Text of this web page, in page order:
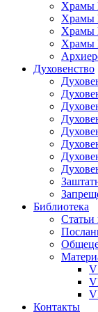
Храмы
Храмы
Храмы
Храмы
Духовенство
Библиотека
Статьи
V
Контакты